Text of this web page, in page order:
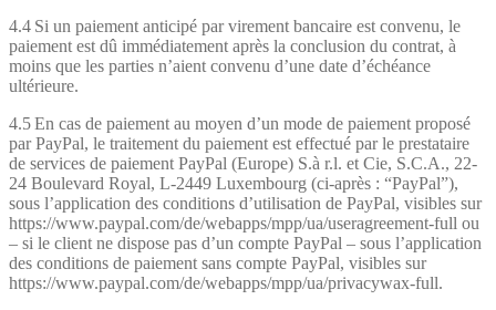
4.4 Si un paiement anticipé par virement bancaire est convenu, le
paiement est dû immédiatement après la conclusion du contrat, à
moins que les parties n’aient convenu d’une date d’échéance
ultérieure.
4.5 En cas de paiement au moyen d’un mode de paiement proposé
par PayPal, le traitement du paiement est effectué par le prestataire
de services de paiement PayPal (Europe) S.à r.l. et Cie, S.C.A., 22-
24 Boulevard Royal, L-2449 Luxembourg (ci-après : “PayPal”),
sous l’application des conditions d’utilisation de PayPal, visibles sur
https://www.paypal.com/de/webapps/mpp/ua/useragreement-full ou
– si le client ne dispose pas d’un compte PayPal – sous l’application
des conditions de paiement sans compte PayPal, visibles sur
https://www.paypal.com/de/webapps/mpp/ua/privacywax-full.